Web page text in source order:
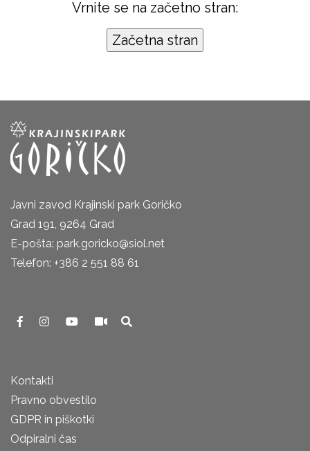
Vrnite se na začetno stran:
Javni zavod Krajinski park Goričko
Grad 191, 9264 Grad
E-pošta: park.goricko@siol.net
Telefon: +386 2 551 88 61
Kontakti
Pravno obvestilo
GDPR in piškotki
Odpiralni čas